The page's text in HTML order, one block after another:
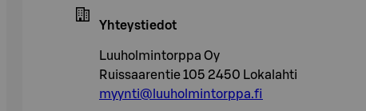
Yhteystiedot
Luuholmintorppa Oy
Ruissaarentie 105 2450 Lokalahti
myynti@luuholmintorppa.fi